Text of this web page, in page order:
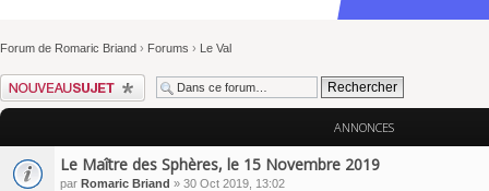
Forum de Romaric Briand › Forums › Le Val
Écrire un nouveau sujet
ANNONCES
Le Maître des Sphères, le 15 Novembre 2019
par Romaric Briand » 30 Oct 2019, 13:02